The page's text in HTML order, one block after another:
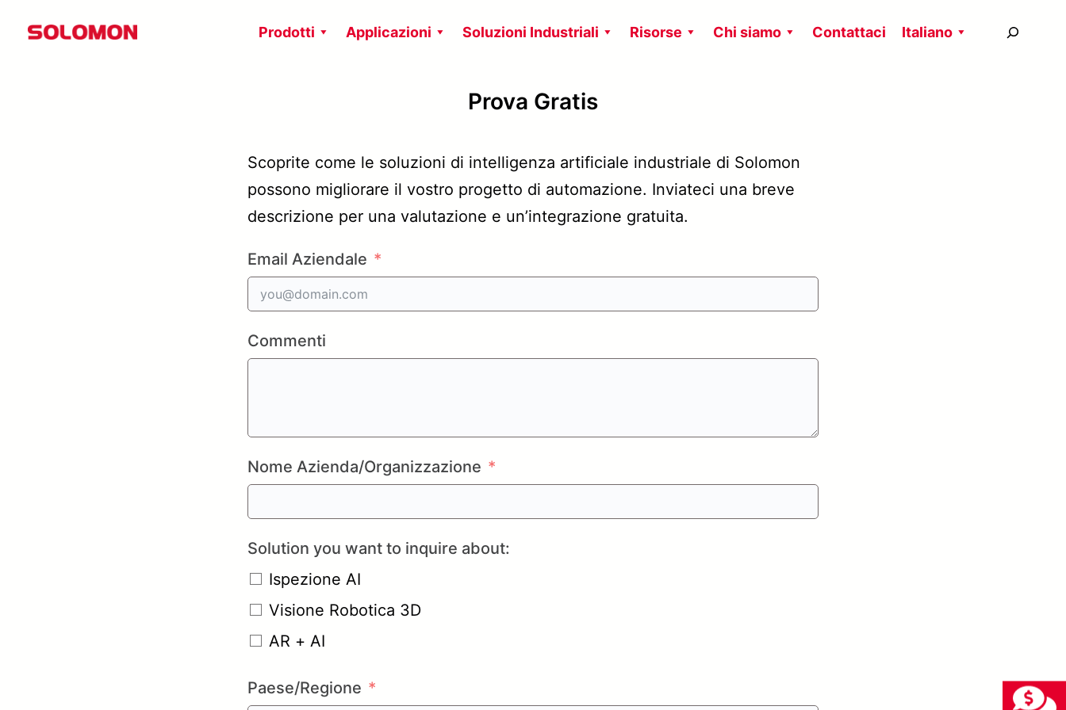
Prodotti Applicazioni Soluzioni Industriali Risorse Chi siamo Contattaci Italiano
Prova Gratis
Scoprite come le soluzioni di intelligenza artificiale industriale di Solomon
possono migliorare il vostro progetto di automazione. Inviateci una breve
descrizione per una valutazione e un’integrazione gratuita.
Email Aziendale
Commenti
Nome Azienda/Organizzazione
Solution you want to inquire about:
Ispezione AI
Visione Robotica 3D
AR + AI
Paese/Regione